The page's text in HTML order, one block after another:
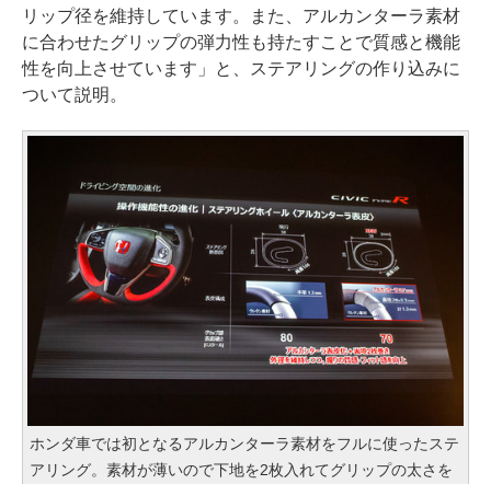
リップ径を維持しています。また、アルカンターラ素材
に合わせたグリップの弾力性も持たすことで質感と機能
性を向上させています」と、ステアリングの作り込みに
ついて説明。
ホンダ車では初となるアルカンターラ素材をフルに使ったステ
アリング。素材が薄いので下地を2枚入れてグリップの太さを